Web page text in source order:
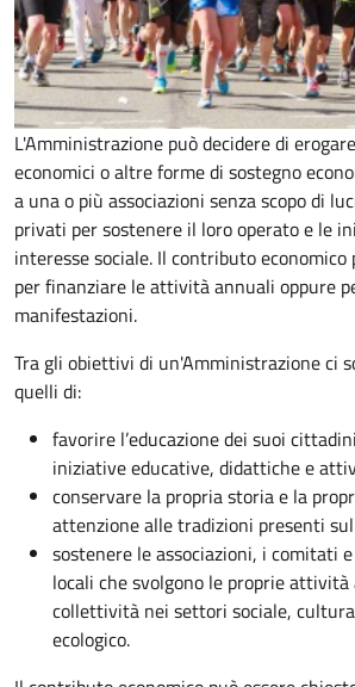
L'Amministrazione può decidere di
economici o altre forme di sostegno
a una o più associazioni senza scopo di
privati per sostenere il loro operato e le
interesse sociale. Il contributo economico
per finanziare le attività annuali oppure
manifestazioni.
Tra gli obiettivi di un'Amministrazione ci
quelli di:
favorire l’educazione dei suoi
iniziative educative, didattiche e
conservare la propria storia e la
attenzione alle tradizioni presenti
sostenere le associazioni, i comitati
locali che svolgono le proprie attività
collettività nei settori sociale,
ecologico.